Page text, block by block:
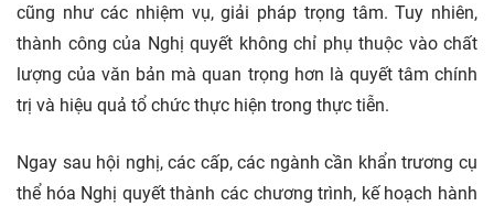
cũng như các nhiệm vụ, giải pháp trọng tâm. Tuy nhiên,
thành công của Nghị quyết không chỉ phụ thuộc vào chất
lượng của văn bản mà quan trọng hơn là quyết tâm chính
trị và hiệu quả tổ chức thực hiện trong thực tiễn.
Ngay sau hội nghị, các cấp, các ngành cần khẩn trương cụ
thể hóa Nghị quyết thành các chương trình, kế hoạch hành